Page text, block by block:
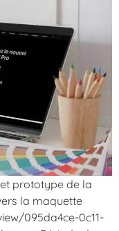
prototype de la
la maquette
095da4ce-0c11-